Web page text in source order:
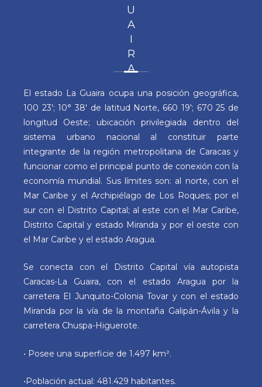
U
A
I
R
A
El estado La Guaira ocupa una posición geográfica,
100 23′; 10° 38′ de latitud Norte, 660 19′; 670 25 de
longitud Oeste; ubicación privilegiada dentro del
sistema urbano nacional al constituir parte
integrante de la región metropolitana de Caracas y
funcionar como el principal punto de conexión con la
economía mundial. Sus límites son: al norte, con el
Mar Caribe y el Archipiélago de Los Roques; por el
sur con el Distrito Capital; al este con el Mar Caribe,
Distrito Capital y estado Miranda y por el oeste con
el Mar Caribe y el estado Aragua.
Se conecta con el Distrito Capital vía autopista
Caracas-La Guaira, con el estado Aragua por la
carretera El Junquito-Colonia Tovar y con el estado
Miranda por la vía de la montaña Galipán-Ávila y la
carretera Chuspa-Higuerote.
• Posee una superficie de 1.497 km².
•Población actual: 481.429 habitantes.